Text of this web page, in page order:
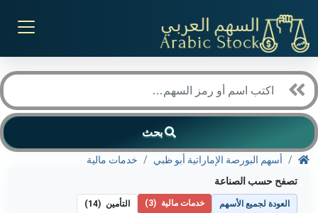
بحث
أسهم البورصة الإماراتية أبو ظبي
خدمات مالية
تصفح حسب الصناعة
العودة لجميع الأسهم خدمات مالية (3) التأمين (14)